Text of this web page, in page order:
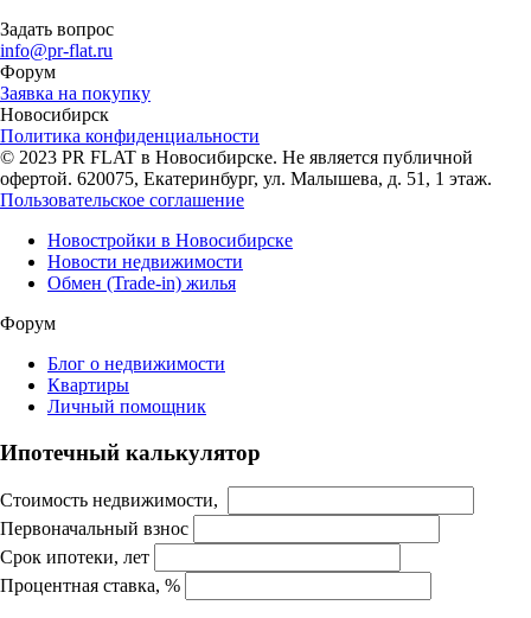
Задать вопрос
info@pr-flat.ru
Форум
Заявка на покупку
Новосибирск
Политика конфиденциальности
© 2023 PR FLAT в Новосибирске. Не является публичной
офертой. 620075, Екатеринбург, ул. Малышева, д. 51, 1 этаж.
Пользовательское соглашение
Новостройки в Новосибирске
Новости недвижимости
Обмен (Trade-in) жилья
Форум
Блог о недвижимости
Квартиры
Личный помощник
Ипотечный калькулятор
Стоимость недвижимости,
Первоначальный взнос
Срок ипотеки, лет
Процентная ставка, %